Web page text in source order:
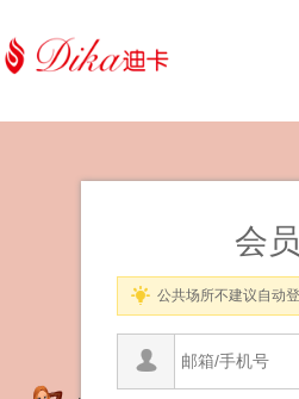
会
公共场所不建议自动